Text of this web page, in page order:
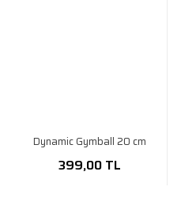
Dynamic Gymball 20 cm
399,00 TL